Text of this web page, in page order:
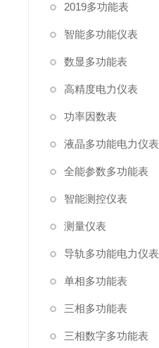
2019多功能表
智能多功能仪表
数显多功能表
高精度电力仪表
功率因数表
液晶多功能电力仪表
全能参数多功能表
智能测控仪表
测量仪表
导轨多功能电力仪表
单相多功能表
三相多功能表
三相数字多功能表